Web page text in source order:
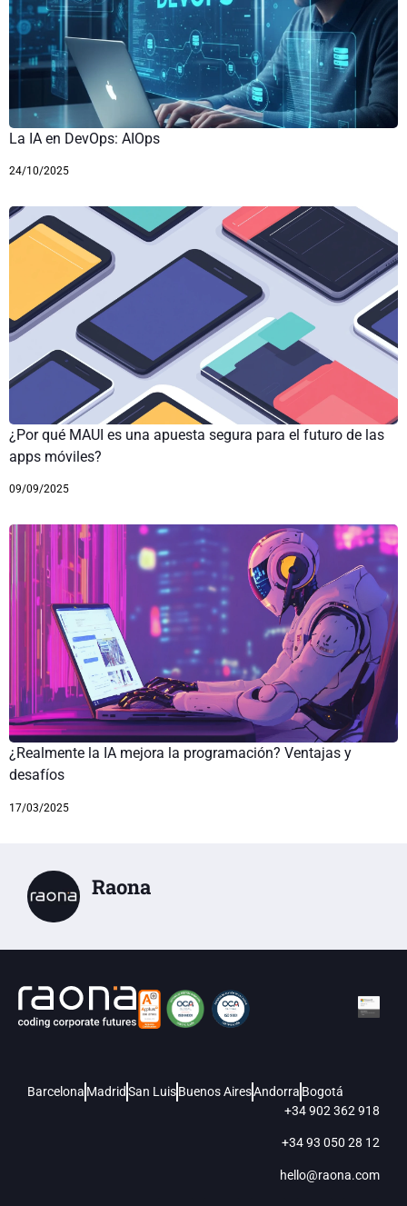
La IA en DevOps: AIOps
24/10/2025
¿Por qué MAUI es una apuesta segura para el futuro de las
apps móviles?
09/09/2025
¿Realmente la IA mejora la programación? Ventajas y
desafíos
17/03/2025
Raona
Barcelona MadridSan LuisBuenos AiresAndorra Bogotá
+34 902 362 918
+34 93 050 28 12
hello@raona.com